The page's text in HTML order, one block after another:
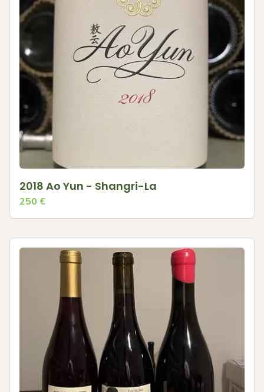
2018 Ao Yun - Shangri-La
250 €